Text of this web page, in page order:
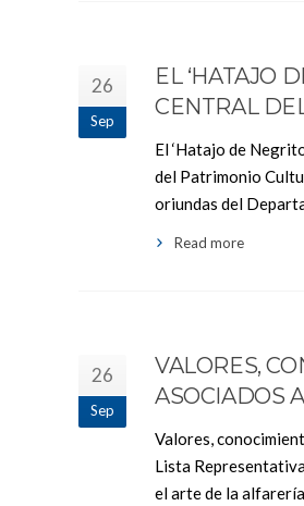
26
Sep
EL ‘HATAJO
CENTRAL
El ‘Hatajo de
del Patrimonio
oriundas del
Read more
26
Sep
VALORES,
ASOCIADOS
Valores,
Lista
el arte de la